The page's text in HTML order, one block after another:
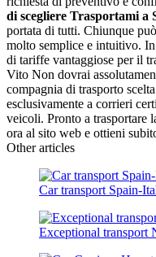
di scegliere Trasportami a
portata di tutti. Chiunque
molto semplice e intuitivo.
di tariffe vantaggiose per il
Vito Non dovrai
compagnia di trasporto
esclusivamente a corrieri
veicoli. Pronto a trasportare
ora al sito web e ottieni
Other articles
Car transport Spain-
Exceptional transport